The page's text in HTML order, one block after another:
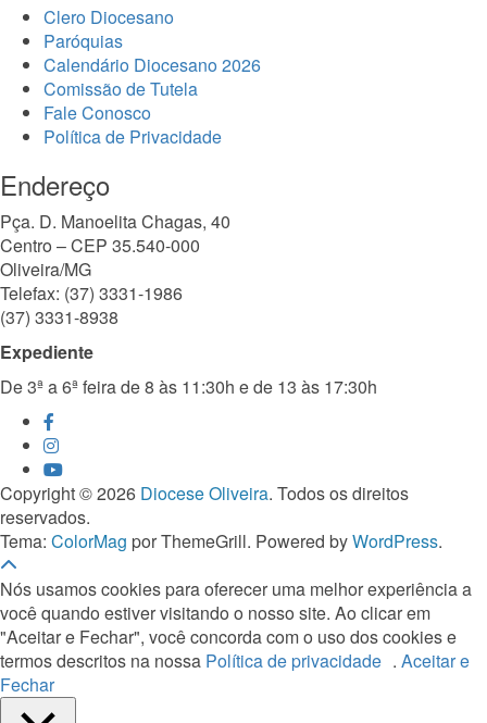
Clero Diocesano
Paróquias
Calendário Diocesano 2026
Comissão de Tutela
Fale Conosco
Política de Privacidade
Endereço
Pça. D. Manoelita Chagas, 40
Centro – CEP 35.540-000
Oliveira/MG
Telefax: (37) 3331-1986
(37) 3331-8938
Expediente
De 3ª a 6ª feira de 8 às 11:30h e de 13 às 17:30h
Copyright © 2026 Diocese Oliveira. Todos os direitos
reservados.
Tema: ColorMag por ThemeGrill. Powered byWordPress.
Nós usamos cookies para oferecer uma melhor experiência a
você quando estiver visitando o nosso site. Ao clicar em
"Aceitar e Fechar", você concorda com o uso dos cookies e
termos descritos na nossa Política de privacidade . Aceitar e
Fechar